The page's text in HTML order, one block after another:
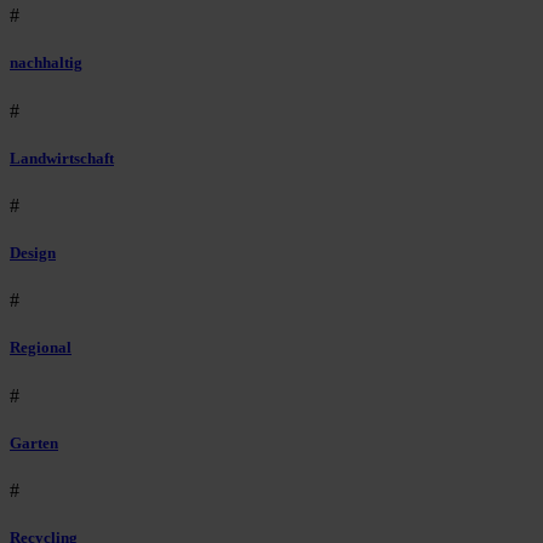
#
nachhaltig
#
Landwirtschaft
#
Design
#
Regional
#
Garten
#
Recycling